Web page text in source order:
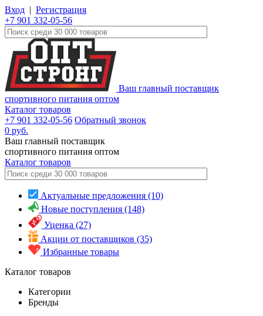
Вход | Регистрация
+7 901 332-05-56
Ваш главный поставщик
спортивного питания оптом
Каталог товаров
+7 901 332-05-56 Обратный звонок
0 руб.
Ваш главный поставщик
спортивного питания оптом
Каталог товаров
Актуальные предложения (10)
Новые поступления (148)
Уценка (27)
Акции от поставщиков (35)
Избранные товары
Каталог товаров
Категории
Бренды